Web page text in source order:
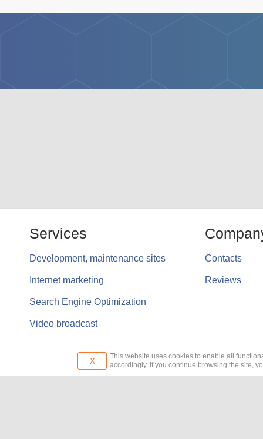
x
This website uses cookies to enable all
accordingly. If you continue browsing the site,
Services
Development, maintenance sites
Internet marketing
Search Engine Optimization
Video broadcast
Contacts
Reviews